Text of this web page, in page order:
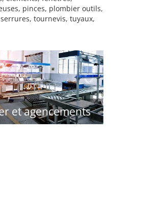
pinces, plombier outils,
tournevis, tuyaux,
et agencements